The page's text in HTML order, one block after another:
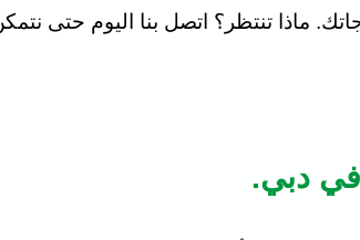
ماذا تنتظر؟ اتصل بنا اليوم حتى
في دبي.